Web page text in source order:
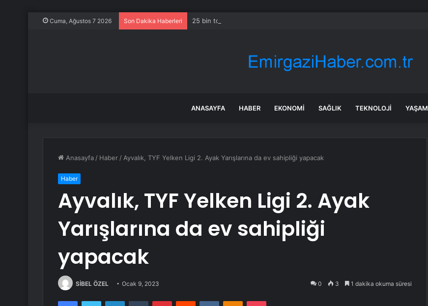
Cuma, Ağustos 7 2026 Son Dakika Haberleri 25 bin tonluk devi denizin ortasına bıraktılar: Zincirin en kritik halkası olacak
ANASAYFA HABER EKONOMI SAĞLIK TEKNOLOJI YAŞAM
Anasayfa / Haber / Ayvalık, TYF Yelken Ligi 2. Ayak Yarışlarına da ev sahipliği yapacak
Haber
Ayvalık, TYF Yelken Ligi 2. Ayak
Yarışlarına da ev sahipliği
yapacak
SİBEL ÖZEL Ocak 9, 2023 0 3 1 dakika okuma süresi
FacebookTwitter LinkedInTumblr PinterestReddit VKontakteOdnoklassniki
Pocket